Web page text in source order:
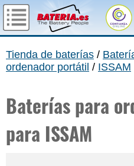
Tienda de baterías /
ordenador portátil / ISSAM
Baterías para
para ISSAM